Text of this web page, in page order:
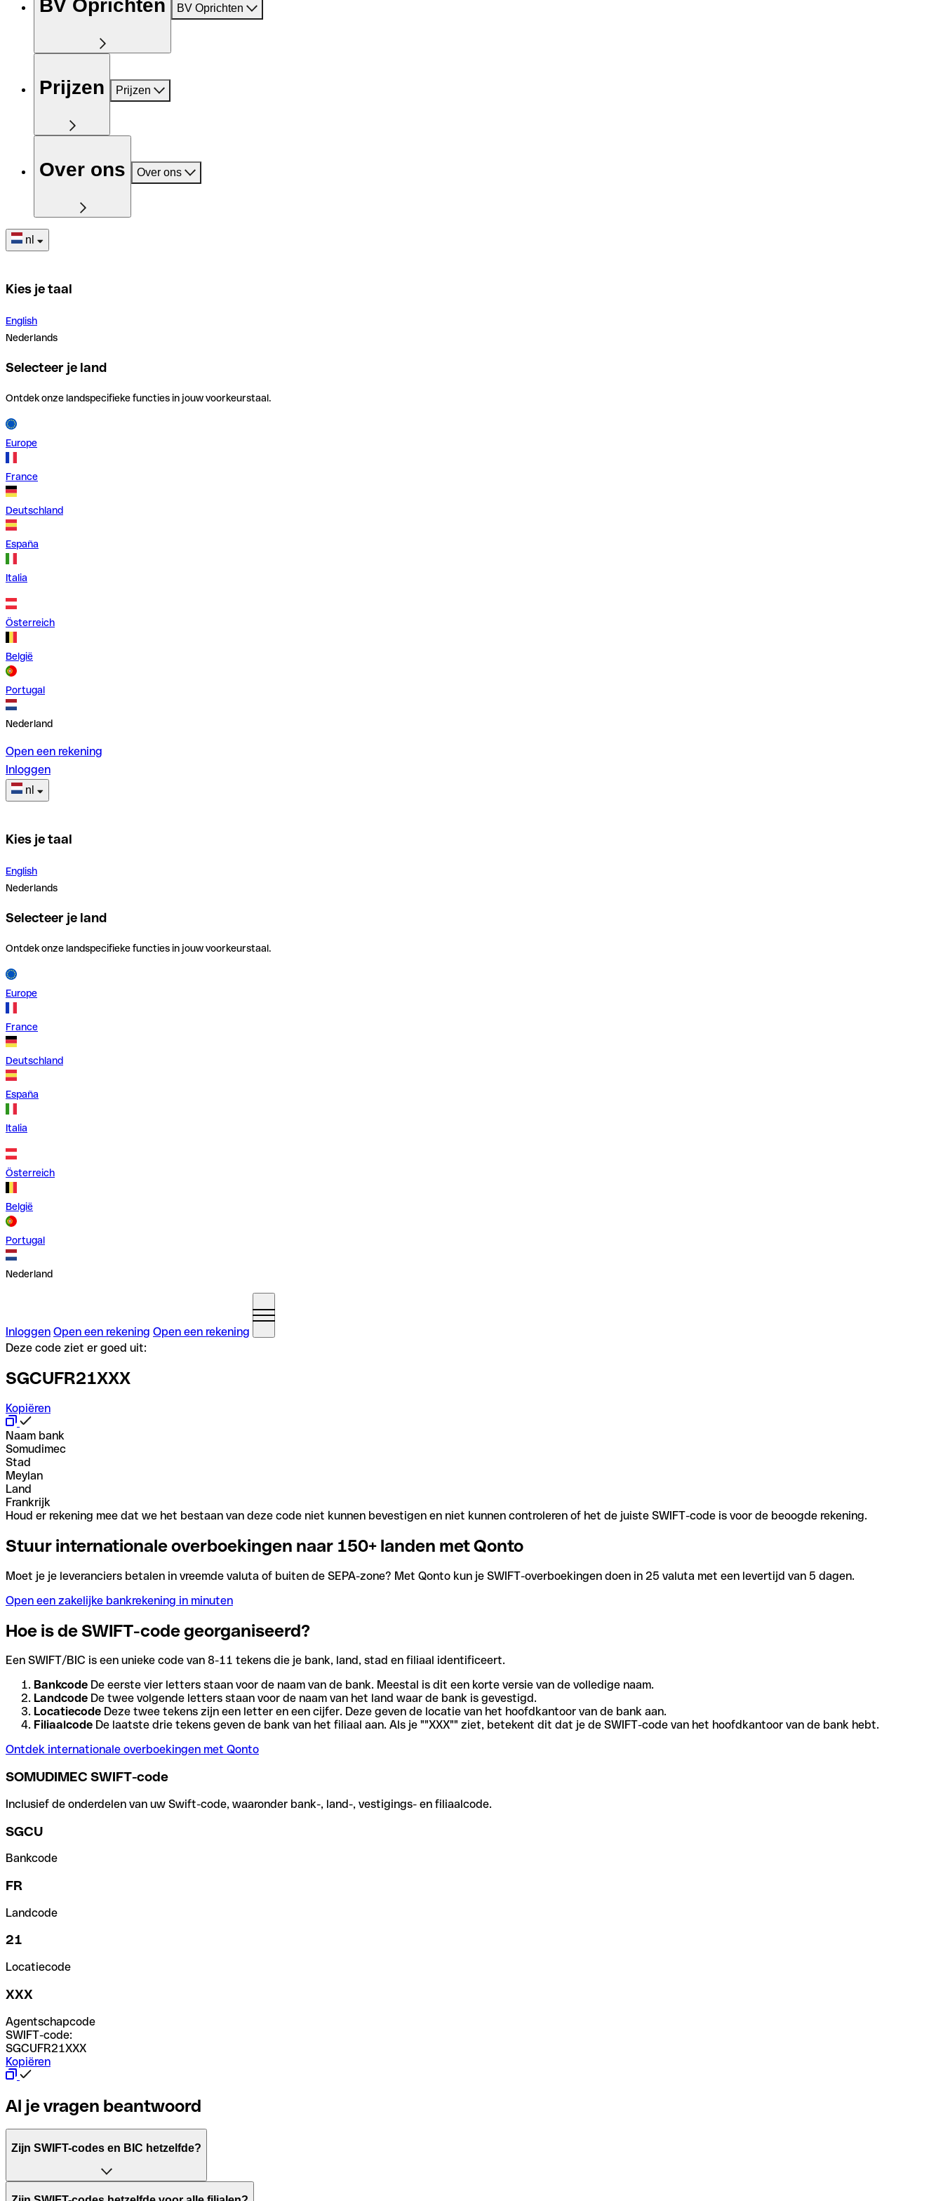
BV Oprichten BV Oprichten
Prijzen Prijzen
Over ons Over ons
nl
Kies je taal
English
Nederlands
Selecteer je land
Ontdek onze landspecifieke functies in jouw voorkeurstaal.
Europe
France
Deutschland
España
Italia
Österreich
België
Portugal
Nederland
Open een rekening
Inloggen
nl
Kies je taal
English
Nederlands
Selecteer je land
Ontdek onze landspecifieke functies in jouw voorkeurstaal.
Europe
France
Deutschland
España
Italia
Österreich
België
Portugal
Nederland
Inloggen Open een rekening Open een rekening
Deze code ziet er goed uit:
SGCUFR21XXX
Kopiëren
Naam bank
Somudimec
Stad
Meylan
Land
Frankrijk
Houd er rekening mee dat we het bestaan van deze code niet kunnen bevestigen en niet kunnen controleren of het de juiste SWIFT-code is voor de beoogde rekening.
Stuur internationale overboekingen naar 150+ landen met Qonto
Moet je je leveranciers betalen in vreemde valuta of buiten de SEPA-zone? Met Qonto kun je SWIFT-overboekingen doen in 25 valuta met een levertijd van 5 dagen.
Open een zakelijke bankrekening in minuten
Hoe is de SWIFT-code georganiseerd?
Een SWIFT/BIC is een unieke code van 8-11 tekens die je bank, land, stad en filiaal identificeert.
Bankcode De eerste vier letters staan voor de naam van de bank. Meestal is dit een korte versie van de volledige naam.
Landcode De twee volgende letters staan voor de naam van het land waar de bank is gevestigd.
Locatiecode Deze twee tekens zijn een letter en een cijfer. Deze geven de locatie van het hoofdkantoor van de bank aan.
Filiaalcode De laatste drie tekens geven de bank van het filiaal aan. Als je ""XXX"" ziet, betekent dit dat je de SWIFT-code van het hoofdkantoor van de bank hebt.
Ontdek internationale overboekingen met Qonto
SOMUDIMEC SWIFT-code
Inclusief de onderdelen van uw Swift-code, waaronder bank-, land-, vestigings- en filiaalcode.
SGCU
Bankcode
FR
Landcode
21
Locatiecode
XXX
Agentschapcode
SWIFT-code:
SGCUFR21XXX
Kopiëren
Al je vragen beantwoord
Zijn SWIFT-codes en BIC hetzelfde?